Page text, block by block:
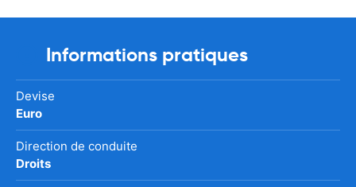
Informations pratiques
Devise
Euro
Direction de conduite
Droits